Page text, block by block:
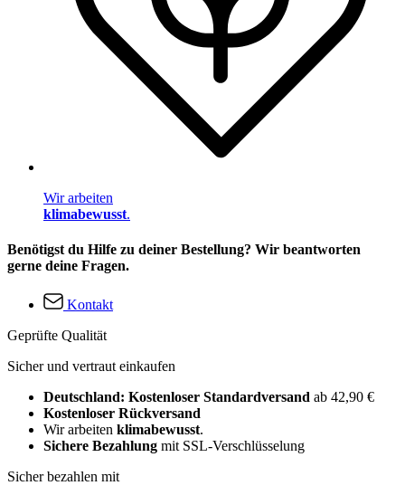
Wir arbeiten
klimabewusst.
Benötigst du Hilfe zu deiner Bestellung? Wir beantworten
gerne deine Fragen.
Kontakt
Geprüfte Qualität
Sicher und vertraut einkaufen
Deutschland: Kostenloser Standardversand ab 42,90 €
Kostenloser Rückversand
Wir arbeiten klimabewusst.
Sichere Bezahlung mit SSL-Verschlüsselung
Sicher bezahlen mit